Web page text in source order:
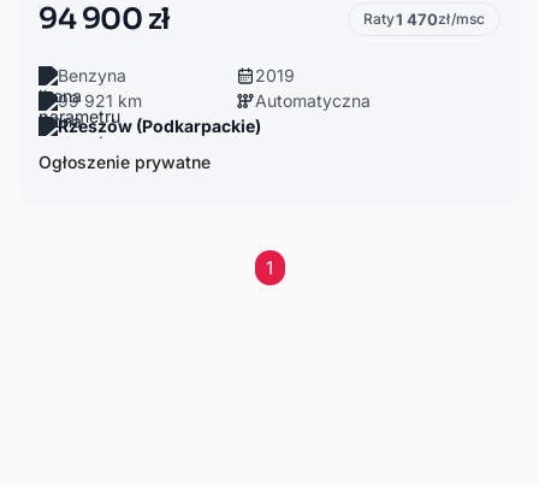
94 900 zł Raty1 470zł/msc
Benzyna
2019
99 921 km
Automatyczna
Rzeszów (Podkarpackie)
Ogłoszenie prywatne
1